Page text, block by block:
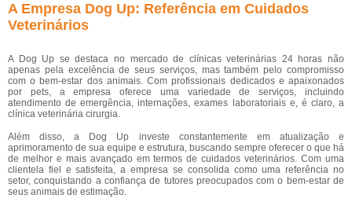
A Empresa Dog Up: Referência em Cuidados
Veterinários
A Dog Up se destaca no mercado de clínicas veterinárias 24 horas não
apenas pela excelência de seus serviços, mas também pelo compromisso
com o bem-estar dos animais. Com profissionais dedicados e apaixonados
por pets, a empresa oferece uma variedade de serviços, incluindo
atendimento de emergência, internações, exames laboratoriais e, é claro, a
clínica veterinária cirurgia.
Além disso, a Dog Up investe constantemente em atualização e
aprimoramento de sua equipe e estrutura, buscando sempre oferecer o que há
de melhor e mais avançado em termos de cuidados veterinários. Com uma
clientela fiel e satisfeita, a empresa se consolida como uma referência no
setor, conquistando a confiança de tutores preocupados com o bem-estar de
seus animais de estimação.